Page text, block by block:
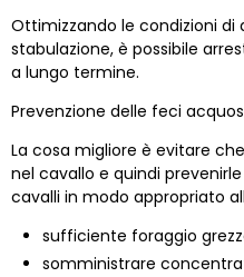
Ottimizzando le condizioni di
stabulazione, è possibile
a lungo termine.
Prevenzione delle feci
La cosa migliore è evitare
nel cavallo e quindi
cavalli in modo appropriato
sufficiente foraggio
somministrare